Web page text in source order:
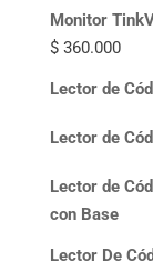
Monitor
$360.000
Lector de
Lector de
Lector de
con Base
Lector De